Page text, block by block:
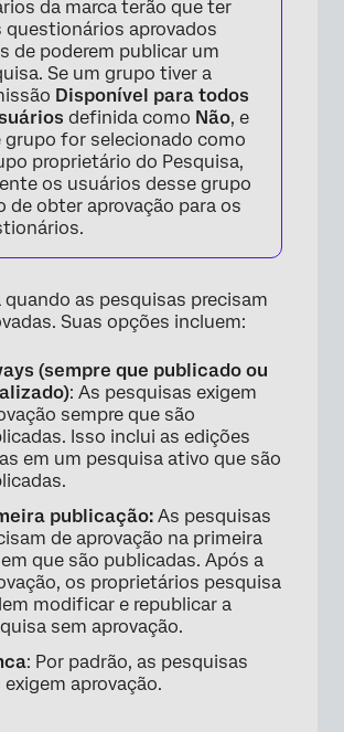
×
da marca terão que ter
questionários aprovados
de poderem publicar um
Se um grupo tiver a
Disponível para todos
definida como Não, e
grupo for selecionado como
proprietário do Pesquisa,
os usuários desse grupo
de obter aprovação para os
quando as pesquisas precisam
Suas opções incluem:
(sempre que publicado ou
: As pesquisas exigem
sempre que são
Isso inclui as edições
em um pesquisa ativo que são
publicação: As pesquisas
de aprovação na primeira
que são publicadas. Após a
os proprietários pesquisa
modificar e republicar a
sem aprovação.
: Por padrão, as pesquisas
exigem aprovação.